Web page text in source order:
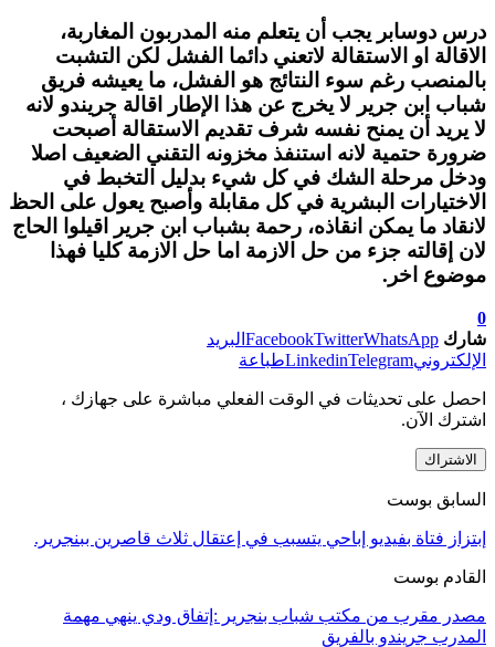
درس دوسابر يجب أن يتعلم منه المدربون المغاربة،
الاقالة او الاستقالة لاتعني دائما الفشل لكن التشبت
بالمنصب رغم سوء النتائج هو الفشل، ما يعيشه فريق
شباب ابن جرير لا يخرج عن هذا الإطار اقالة جريندو لانه
لا يريد أن يمنح نفسه شرف تقديم الاستقالة أصبحت
ضرورة حتمية لانه استنفذ مخزونه التقني الضعيف اصلا
ودخل مرحلة الشك في كل شيء بدليل التخبط في
الاختيارات البشرية في كل مقابلة وأصبح يعول على الحظ
لانقاد ما يمكن انقاذه، رحمة بشباب ابن جرير اقيلوا الحاج
لان إقالته جزء من حل الازمة اما حل الازمة كليا فهذا
موضوع اخر.
0
شارك
FacebookTwitterWhatsApp
البريد
الإلكتروني
LinkedinTelegram طباعة
احصل على تحديثات في الوقت الفعلي مباشرة على جهازك ،
اشترك الآن.
الاشتراك
السابق بوست
إبتزاز فتاة بفيديو إباحي يتسبب في إعتقال ثلاث قاصرين ببنجرير.
القادم بوست
مصدر مقرب من مكتب شباب بنجرير :إتفاق ودي ينهي مهمة
المدرب جريندو بالفريق